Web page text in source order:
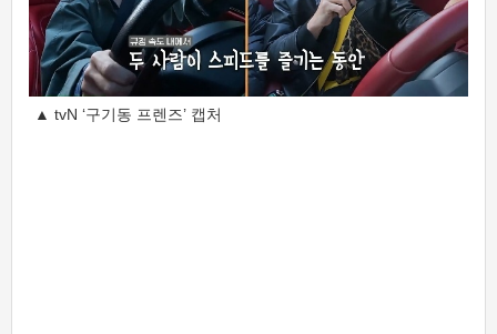
▲ tvN ‘구기동 프렌즈’ 캡처